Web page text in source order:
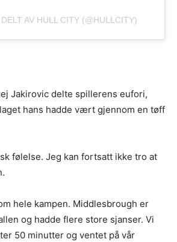
AV HULL CITY (@HULLCITY)
Jakirovic delte spillerens eufori,
hans hadde vært gjennom en tøff
følelse. Jeg kan fortsatt ikke tro at
hele kampen. Middlesbrough er
og hadde flere store sjanser. Vi
50 minutter og ventet på vår